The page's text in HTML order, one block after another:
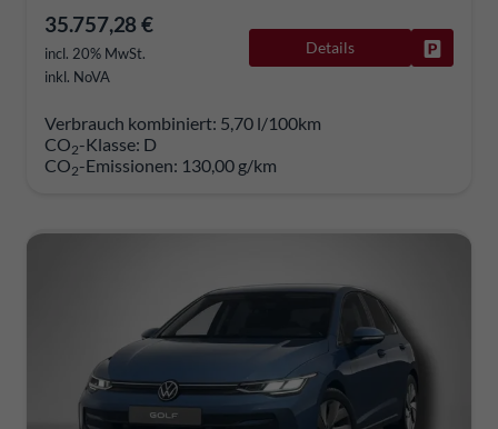
35.757,28 €
incl. 20% MwSt.
inkl. NoVA
Details
Verbrauch kombiniert: 5,70 l/100km
CO2-Klasse: D
CO2-Emissionen: 130,00 g/km